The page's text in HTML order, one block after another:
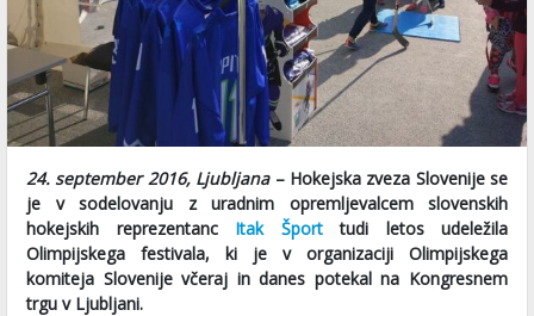
24. september 2016, Ljubljana– Hokejska zveza Slovenije se
je v sodelovanju z uradnim opremljevalcem slovenskih
hokejskih reprezentanc Itak Športtudi letos udeležila
Olimpijskega festivala, ki je v organizaciji Olimpijskega
komiteja Slovenije včeraj in danes potekal na Kongresnem
trgu v Ljubljani.